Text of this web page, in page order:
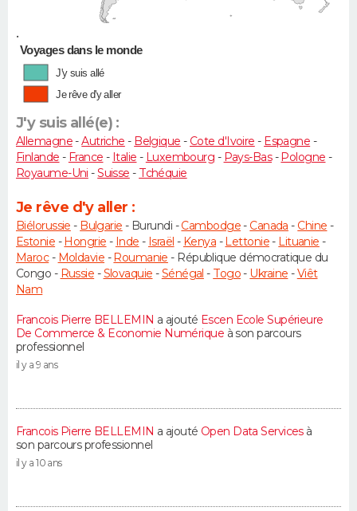
•
Voyages dans le monde
J'y suis allé
Je rêve d'y aller
J'y suis allé(e) :
Allemagne-Autriche - Belgique - Cote d'Ivoire - Espagne -
Finlande - France - Italie - Luxembourg - Pays-Bas-Pologne -
Royaume-Uni -Suisse - Tchéquie
Je rêve d'y aller :
Biélorussie - Bulgarie - Burundi -Cambodge- Canada - Chine -
Estonie -Hongrie - Inde - Israël - Kenya -Lettonie- Lituanie -
Maroc- Moldavie -Roumanie - République démocratique du
Congo - Russie -Slovaquie -Sénégal - Togo- Ukraine -Viêt
Nam
Francois Pierre BELLEMIN a ajouté Escen Ecole Supérieure
De Commerce & Economie Numérique à son parcours
professionnel
il y a 9 ans
Francois Pierre BELLEMIN a ajouté Open Data Servicesà
son parcours professionnel
il y a 10 ans